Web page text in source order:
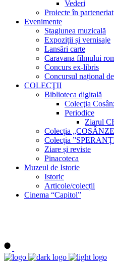
Vederi
Proiecte în parteneriat
Evenimente
Stagiunea muzicală
Expoziții și vernisaje
Lansări carte
Caravana filmului
Concurs ex-libris
Concursul național
COLECŢII
Biblioteca digitală
Colecţia
Periodice
Ziarul
Colecția
Colecția
Ziare și reviste
Pinacoteca
Muzeul de Istorie
Istoric
Articole/colecții
Cinema “Capitol”